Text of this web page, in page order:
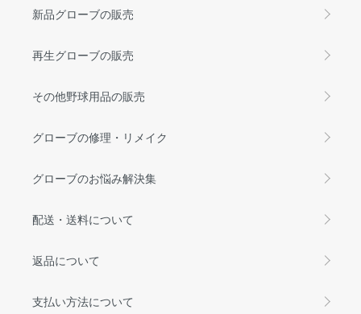
新品グローブの販売
再生グローブの販売
その他野球用品の販売
グローブの修理・リメイク
グローブのお悩み解決集
配送・送料について
返品について
支払い方法について